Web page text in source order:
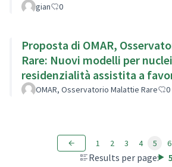
gian 0
Proposta di OMAR,
Rare: Nuovi modelli per
residenzialità assistita a
disabili.
OMAR, Osservatorio Malattie Rare 0
Results per page:
1 2 3 4 5 6